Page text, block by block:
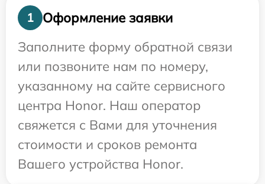
1
Оформление заявки
Заполните форму обратной связи
или позвоните нам по номеру,
указанному на сайте сервисного
центра Honor. Наш оператор
свяжется с Вами для уточнения
стоимости и сроков ремонта
Вашего устройства Honor.